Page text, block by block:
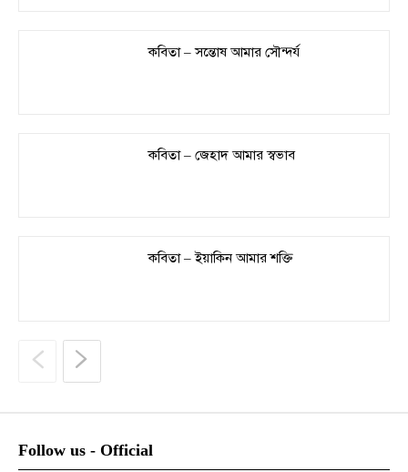
কবিতা – সন্তোষ আমার সৌন্দর্য
কবিতা – জেহাদ আমার স্বভাব
কবিতা – ইয়াকিন আমার শক্তি
Follow us - Official